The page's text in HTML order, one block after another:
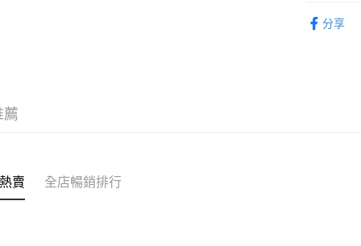
每筆
液 分享
薦
賣 全店暢銷排行